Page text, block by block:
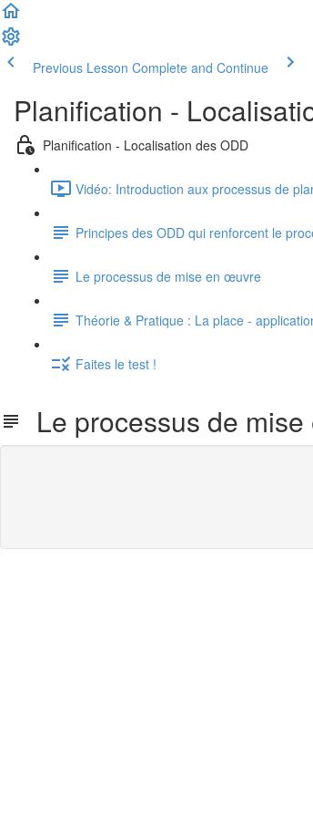
Previous Lesson Complete and Continue
Planification -
Planification - Localisation des ODD
Vidéo: Introduction aux processus de
Principes des ODD qui renforcent le
Le processus de mise en œuvre
Théorie & Pratique : La place -
Faites le test !
Le processus de